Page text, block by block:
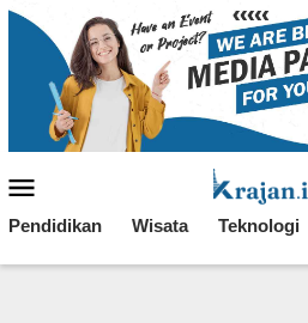
Loncat
Mobile
Pendidikan Wisata Teknologi